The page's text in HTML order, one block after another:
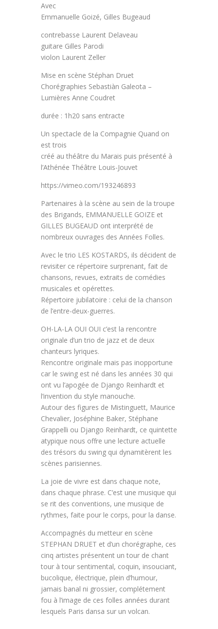
Avec
Emmanuelle Goizé, Gilles Bugeaud
contrebasse Laurent Delaveau
guitare Gilles Parodi
violon Laurent Zeller
Mise en scène Stéphan Druet
Chorégraphies Sebastiàn Galeota –
Lumières Anne Coudret
durée : 1h20 sans entracte
Un spectacle de la Compagnie Quand on
est trois
créé au théâtre du Marais puis présenté à
l’Athénée Théâtre Louis-Jouvet
https://vimeo.com/193246893
Partenaires à la scène au sein de la troupe
des Brigands, EMMANUELLE GOIZE et
GILLES BUGEAUD ont interprété de
nombreux ouvrages des Années Folles.
Avec le trio LES KOSTARDS, ils décident de
revisiter ce répertoire surprenant, fait de
chansons, revues, extraits de comédies
musicales et opérettes.
Répertoire jubilatoire : celui de la chanson
de l’entre-deux-guerres.
OH-LA-LA OUI OUI c’est la rencontre
originale d’un trio de jazz et de deux
chanteurs lyriques.
Rencontre originale mais pas inopportune
car le swing est né dans les années 30 qui
ont vu l’apogée de Django Reinhardt et
l’invention du style manouche.
Autour des figures de Mistinguett, Maurice
Chevalier, Joséphine Baker, Stéphane
Grappelli ou Django Reinhardt, ce quintette
atypique nous offre une lecture actuelle
des trésors du swing qui dynamitèrent les
scènes parisiennes.
La joie de vivre est dans chaque note,
dans chaque phrase. C’est une musique qui
se rit des conventions, une musique de
rythmes, faite pour le corps, pour la danse.
Accompagnés du metteur en scène
STEPHAN DRUET et d’un chorégraphe, ces
cinq artistes présentent un tour de chant
tour à tour sentimental, coquin, insouciant,
bucolique, électrique, plein d’humour,
jamais banal ni grossier, complétement
fou à l’image de ces folles années durant
lesquels Paris dansa sur un volcan.